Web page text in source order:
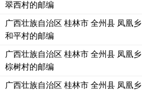
翠西村的邮编
广西壮族自治区 桂林市 全州县 凤凰乡
和平村的邮编
广西壮族自治区 桂林市 全州县 凤凰乡
棕树村的邮编
广西壮族自治区 桂林市 全州县 凤凰乡